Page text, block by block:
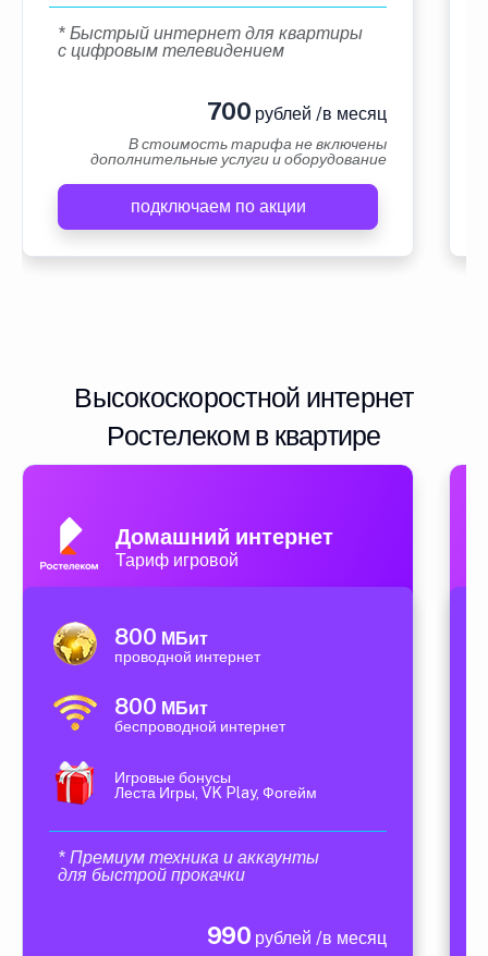
* Быстрый интернет для квартиры
с цифровым телевидением
700 рублей /в месяц
В стоимость тарифа не включены
дополнительные услуги и оборудование
подключаем по акции
Высокоскоростной интернет
Ростелеком в квартире
Домашний интернет
Тариф игровой
800 МБит
проводной интернет
800 МБит
беспроводной интернет
Игровые бонусы
Леста Игры, VK Play, Фогейм
* Премиум техника и аккаунты
для быстрой прокачки
990 рублей /в месяц